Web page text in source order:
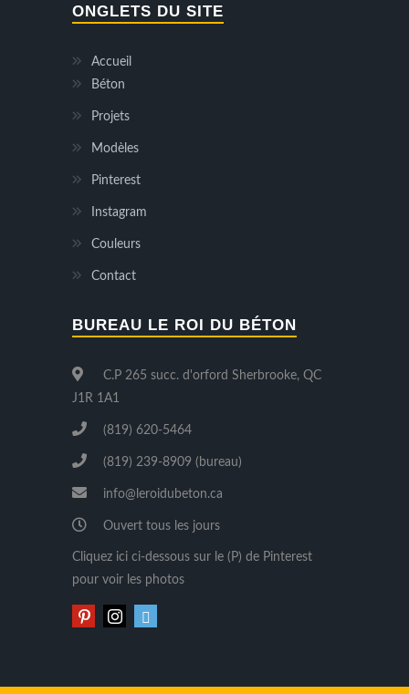
ONGLETS DU SITE
Accueil
Béton
Projets
Modèles
Pinterest
Instagram
Couleurs
Contact
BUREAU LE ROI DU BÉTON
C.P 265 succ. d'orford Sherbrooke, QC
J1R 1A1
(819) 620-5464
(819) 239-8909 (bureau)
info@leroidubeton.ca
Ouvert tous les jours
Cliquez ici ci-dessous sur le (P) de Pinterest
pour voir les photos